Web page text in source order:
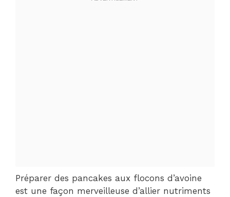
Préparer des pancakes aux flocons d’avoine
est une façon merveilleuse d’allier nutriments